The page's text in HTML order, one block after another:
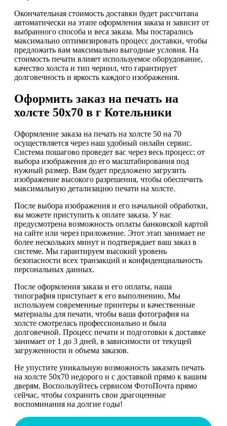
Окончательная стоимость доставки будет рассчитана
автоматически на этапе оформления заказа и зависит от
выбранного способа и веса заказа. Мы постарались
максимально оптимизировать процесс доставки, чтобы
предложить вам максимально выгодные условия. На
стоимость печати влияет используемое оборудование,
качество холста и тип чернил, что гарантирует
долговечность и яркость каждого изображения.
Оформить заказ на печать на
холсте 50х70 в г Котельники
Оформление заказа на печать на холсте 50 на 70
осуществляется через наш удобный онлайн сервис.
Система пошагово проведет вас через весь процесс: от
выбора изображения до его масштабирования под
нужный размер. Вам будет предложено загрузить
изображение высокого разрешения, чтобы обеспечить
максимальную детализацию печати на холсте.
После выбора изображения и его начальной обработки,
вы можете приступить к оплате заказа. У нас
предусмотрена возможность оплаты банковской картой
на сайте или через приложение. Этот этап занимает не
более нескольких минут и подтверждает ваш заказ в
системе. Мы гарантируем высокий уровень
безопасности всех транзакций и конфиденциальность
персональных данных.
После оформления заказа и его оплаты, наша
типография приступает к его выполнению. Мы
используем современные принтеры и качественные
материалы для печати, чтобы ваша фотография на
холсте смотрелась профессионально и была
долговечной. Процесс печати и подготовки к доставке
занимает от 1 до 3 дней, в зависимости от текущей
загруженности и объема заказов.
Не упустите уникальную возможность заказать печать
на холсте 50х70 недорого и с доставкой прямо к вашим
дверям. Воспользуйтесь сервисом ФотоПочта прямо
сейчас, чтобы сохранить свои драгоценные
воспоминания на долгие годы!